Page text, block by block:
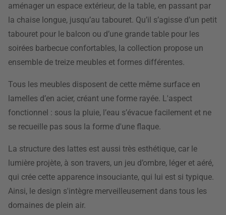
aménager un espace extérieur, de la table, en passant par
la chaise longue, jusqu’au tabouret. Qu’il s’agisse d’un petit
tabouret pour le balcon ou d’une grande table pour les
soirées barbecue confortables, la collection propose un
ensemble de treize meubles et formes différentes.
Tous les meubles disposent de cette même surface en
lamelles d’en acier, créant une forme rayée. L'aspect
fonctionnel : sous la pluie, l’eau s’évacue facilement et ne
se recueille pas sous la forme d'une flaque.
La structure des lattes est aussi très esthétique, car le
lumière projète, à son travers, un jeu d’ombre, léger et aéré,
qui crée cette apparence insouciante, qui lui est si typique.
Ainsi, le design s'intègre merveilleusement dans tous les
domaines de plein air.